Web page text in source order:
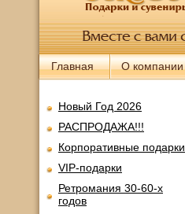
Главная О компании
Новый Год 2026
РАСПРОДАЖА!!!
Корпоративные подарки
VIP-подарки
Ретромания 30-60-х
годов